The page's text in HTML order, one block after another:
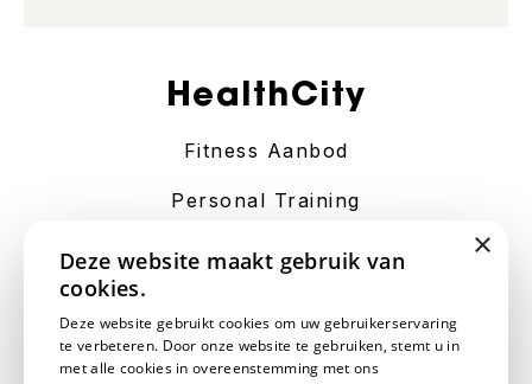
HealthCity
Fitness Aanbod
Personal Training
Contact
Algemene Voorwaarden
Disclaimer
×
Deze website maakt gebruik van
cookies.
Deze website gebruikt cookies om uw gebruikerservaring
te verbeteren. Door onze website te gebruiken, stemt u in
met alle cookies in overeenstemming met ons